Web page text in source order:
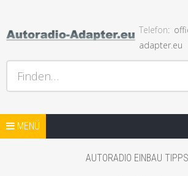
Hilfe bei Autoradios und der
Probleme, Radio Einbauhilfe und
Telefon
adapter.eu
Finden…
Springe zum Inhalt
MENÜ
AUTORADIO ADAPTER SHOP
AUTORADIO EINBAU TIPPS